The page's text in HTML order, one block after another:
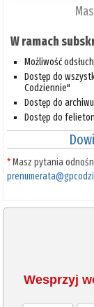
W ramach
Możliwość
Dostęp do
Codziennie"
Dostęp do
Dostęp do
*Masz pytania
Wesprzyj